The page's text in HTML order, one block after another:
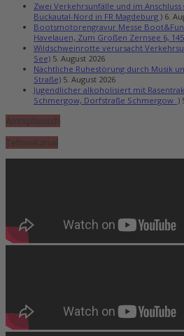
Zwei Verkehrsunfälle und im Anschluss
Buckautal-Nord in FR Magdeburg ) 6.
Bootsmotorengravur Messe
Havelauen, Zum Großen Zernsee 6,
Wildschweinrotte verursacht
See) 5. August 2026
Nächtliche Ruhestörung durch Musik
Straße) 5. August 2026
Jugendlicher alkoholisiert mit
Schmergow, Dorfstraße Schmergow )
Amtsplausch
TeltowKanal